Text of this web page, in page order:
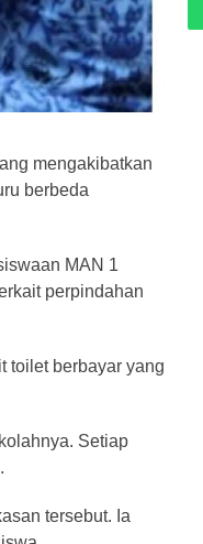
mengakibatkan
berbeda
MAN 1
perpindahan
toilet berbayar yang
Setiap
tersebut. Ia